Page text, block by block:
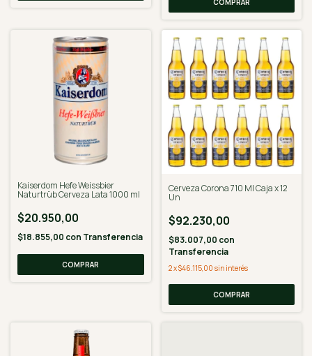
Kaiserdom Hefe Weissbier
Naturtrüb Cerveza Lata 1000 ml
$20.950,00
$18.855,00 con Transferencia
Cerveza Corona 710 Ml Caja x 12
Un
$92.230,00
$83.007,00 con
Transferencia
2x$46.115,00 sin interés